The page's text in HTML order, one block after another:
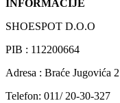
INFORMACIJE
SHOESPOT D.O.O
PIB : 112200664
Adresa : Braće Jugovića
Telefon: 011/ 20-30-327